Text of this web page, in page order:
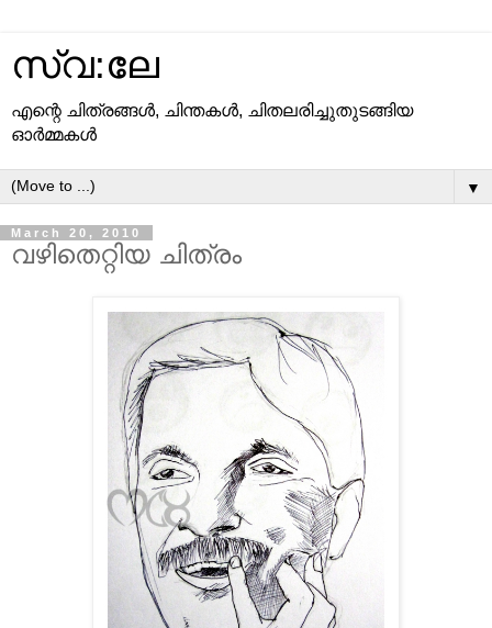
സ്വ:ലേ
എന്റെ ചിത്രങ്ങള്‍, ചിന്തകള്‍, ചിതലരിച്ചുതുടങ്ങിയ
ഓര്‍മ്മകള്‍
▼
March 20, 2010
വഴിതെറ്റിയ ചിത്രം